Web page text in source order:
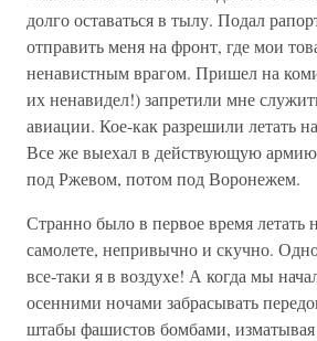
долго оставаться в тылу. Подал
отправить меня на фронт, где мои
ненавистным врагом. Пришел на
их ненавидел!) запретили мне
авиации. Кое-как разрешили летать
Все же выехал в действующую
под Ржевом, потом под Воронежем.
Странно было в первое время летать
самолете, непривычно и скучно.
все-таки я в воздухе! А когда мы
осенними ночами забрасывать
штабы фашистов бомбами, изматывая